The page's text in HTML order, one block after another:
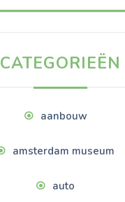
CATEGORIEËN
aanbouw
amsterdam museum
auto